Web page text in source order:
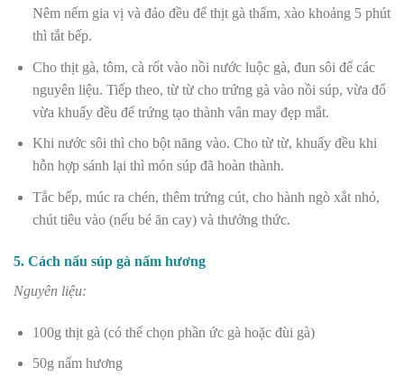
Nêm nếm gia vị và đảo đều để thịt gà thấm, xào khoảng 5 phút
thì tắt bếp.
Cho thịt gà, tôm, cà rốt vào nồi nước luộc gà, đun sôi để các
nguyên liệu. Tiếp theo, từ từ cho trứng gà vào nồi súp, vừa đổ
vừa khuấy đều để trứng tạo thành vân may đẹp mắt.
Khi nước sôi thì cho bột năng vào. Cho từ từ, khuấy đều khi
hỗn hợp sánh lại thì món súp đã hoàn thành.
Tắc bếp, múc ra chén, thêm trứng cút, cho hành ngò xắt nhỏ,
chút tiêu vào (nếu bé ăn cay) và thưởng thức.
5. Cách nấu súp gà nấm hương
Nguyên liệu:
100g thịt gà (có thể chọn phần ức gà hoặc đùi gà)
50g nấm hương